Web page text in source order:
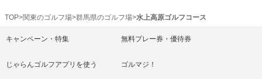
TOP 関東のゴルフ場 群馬県のゴルフ場 水上高原ゴルフコース
キャンペーン・特集 無料プレー券・優待券
じゃらんゴルフアプリを使う ゴルマジ！